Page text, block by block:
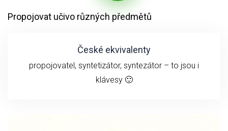
Propojovat učivo různých předmětů
České ekvivalenty
propojovatel, syntetizátor, syntezátor – to jsou i
klávesy 🙂